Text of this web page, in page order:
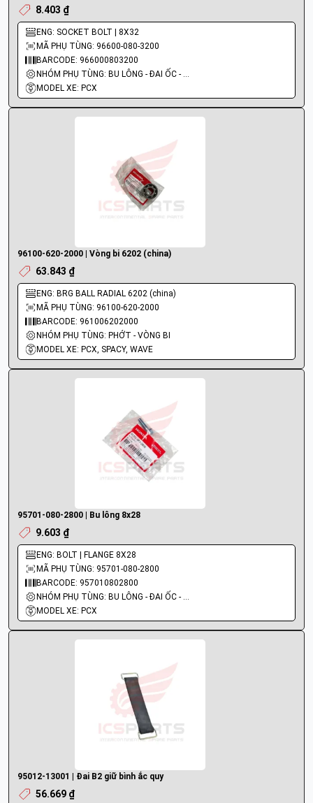
8.403 ₫
ENG: SOCKET BOLT | 8X32
MÃ PHỤ TÙNG: 96600-080-3200
BARCODE: 966000803200
NHÓM PHỤ TÙNG: BU LÔNG - ĐAI ỐC - VÍT
MODEL XE: PCX
96100-620-2000 | Vòng bi 6202 (china)
63.843 ₫
ENG: BRG BALL RADIAL 6202 (china)
MÃ PHỤ TÙNG: 96100-620-2000
BARCODE: 961006202000
NHÓM PHỤ TÙNG: PHỚT - VÒNG BI
MODEL XE: PCX, SPACY, WAVE
95701-080-2800 | Bu lông 8x28
9.603 ₫
ENG: BOLT | FLANGE 8X28
MÃ PHỤ TÙNG: 95701-080-2800
BARCODE: 957010802800
NHÓM PHỤ TÙNG: BU LÔNG - ĐAI ỐC - VÍT
MODEL XE: PCX
95012-13001 | Đai B2 giữ bình ắc quy
56.669 ₫